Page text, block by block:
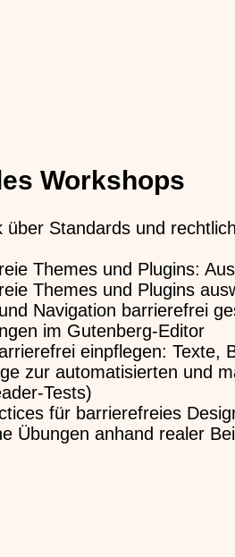
Workshops
über Standards und
Themes und Plugins:
Themes und Plugins
Navigation barrierefrei
im Gutenberg-Editor
einpflegen: Texte,
zur automatisierten und
Tests)
für barrierefreies
Übungen anhand realer